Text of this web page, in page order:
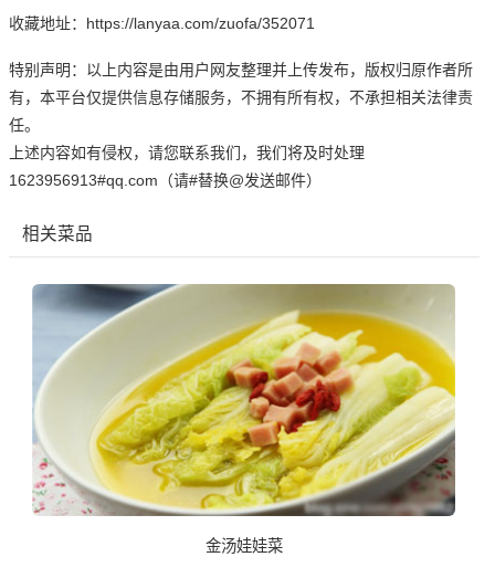
收藏地址：https://lanyaa.com/zuofa/352071
特别声明：以上内容是由用户网友整理并上传发布，版权归原作者所
有，本平台仅提供信息存储服务，不拥有所有权，不承担相关法律责
任。
上述内容如有侵权，请您联系我们，我们将及时处理
1623956913#qq.com（请#替换@发送邮件）
相关菜品
金汤娃娃菜